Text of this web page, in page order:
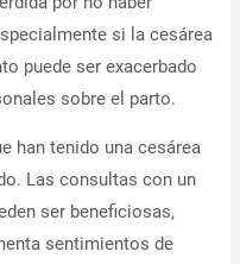
si la cesárea
puede ser exacerbado
sobre el parto.
han tenido una cesárea
Las consultas con un
ser beneficiosas,
sentimientos de